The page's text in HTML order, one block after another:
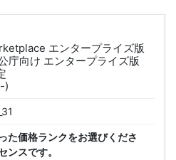
エンタープライズ版
庁向け エンタープライズ版
)
た価格ランクをお選びくださ
ンスです。